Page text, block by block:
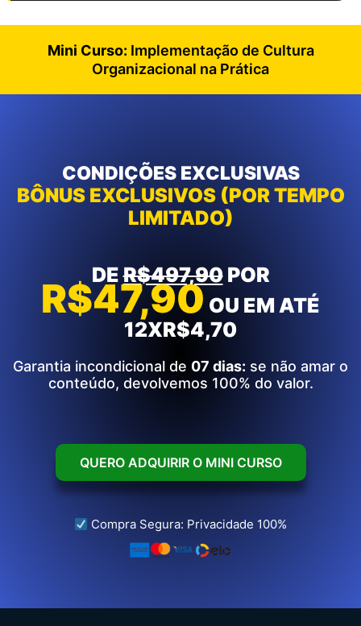
Mini Curso: Implementação de Cultura
Organizacional na Prática
CONDIÇÕES EXCLUSIVAS
BÔNUS EXCLUSIVOS (POR TEMPO
LIMITADO)​
DER$497,90POR
R$47,90 OU EM ATÉ
12XR$4,70
Garantia incondicional de 07 dias: se não amar o
conteúdo, devolvemos 100% do valor.
QUERO ADQUIRIR O MINI CURSO
Compra Segura: Privacidade 100%